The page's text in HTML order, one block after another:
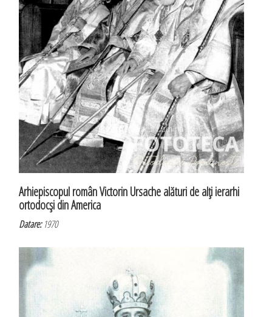
Arhiepiscopul român Victorin Ursache alături de alţi ierarhi
ortodocşi din America
Datare:1970